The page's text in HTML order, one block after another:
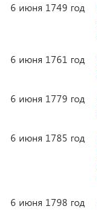
6 июня 1749 год
6 июня 1761 год
6 июня 1779 год
6 июня 1785 год
6 июня 1798 год